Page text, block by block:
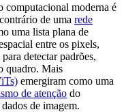
computacional moderna é
de uma rede
uma lista plana de
entre os pixels,
detectar padrões,
quadro. Mais
emergiram como uma
de atenção do
dados de imagem.